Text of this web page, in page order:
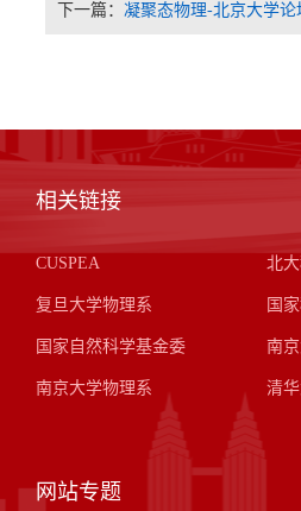
下一篇：凝聚态物理-北京大学论
相关链接
CUSPEA 北
复旦大学物理系 国
国家自然科学基金委 南
南京大学物理系 清
网站专题